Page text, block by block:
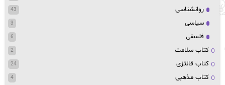
روانشناسی 43
سیاسی 3
فلسفی 6
کتاب سلامت 2
کتاب قانتزی 24
کتاب مذهبی 4